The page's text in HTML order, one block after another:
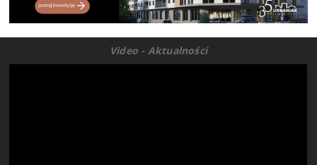
Video - Aktualności